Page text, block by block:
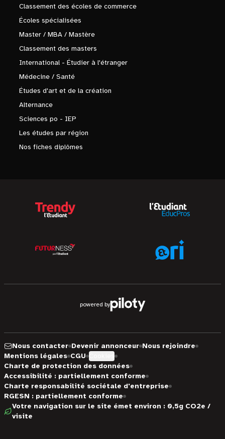
Classement des écoles de commerce
Écoles spécialisées
Master / MBA / Mastère
Classement des masters
International - Étudier à l'étranger
Médecine / Santé
Études d'art et de la création
Alternance
Sciences po - IEP
Les études par région
Nos fiches diplômes
powered by
Nous contacter Devenir annonceur Nous rejoindre
Mentions légales CGU
Charte de protection des données
Accessibilité : partiellement conforme
Charte responsabilité sociétale d'entreprise
RGESN : partiellement conforme
Votre navigation sur le site émet environ : 0,5g CO2e /
visite